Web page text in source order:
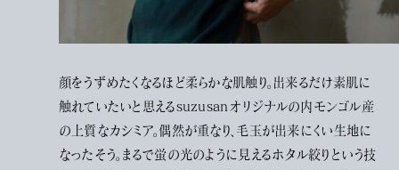
顔をうずめたくなるほど柔らかな肌触り。出来るだけ素肌に
触れていたいと思えるsuzusanオリジナルの内モンゴル産
の上質なカシミア。偶然が重なり、毛玉が出来にくい生地に
なったそう。まるで蛍の光のように見えるホタル絞りという技